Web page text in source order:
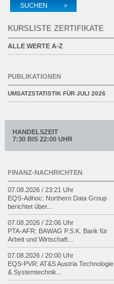
SUCHEN >
KURSLISTE ZERTIFIKATE
ALLE WERTE A-Z
PUBLIKATIONEN
UMSATZSTATISTIK FÜR JULI 2026
HANDELSZEIT
7:30 BIS 22:00 UHR
FINANZ-NACHRICHTEN
07.08.2026 / 23:21 Uhr
EQS-Adhoc: Northern Data Group
berichtet über...
07.08.2026 / 22:06 Uhr
PTA-AFR: BAWAG P.S.K. Bank für
Arbeit und Wirtschaft...
07.08.2026 / 20:00 Uhr
EQS-PVR: AT&S Austria Technologie
& Systemtechnik...